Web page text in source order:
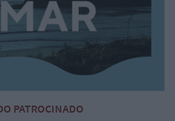
PATROCINADO